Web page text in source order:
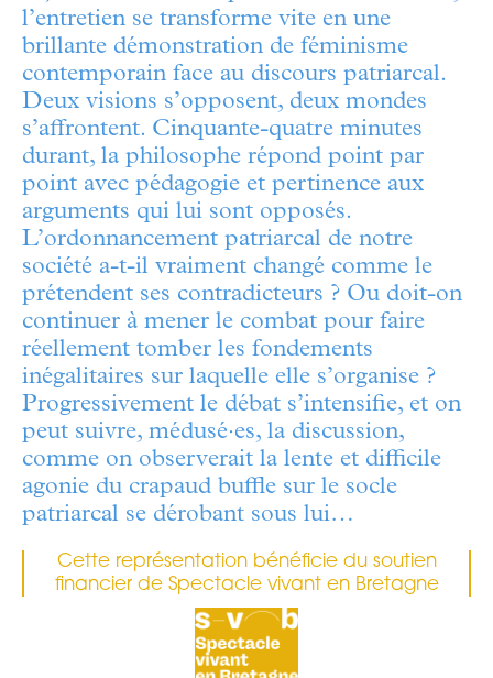
l’entretien se transforme vite en une
brillante démonstration de féminisme
contemporain face au discours patriarcal.
Deux visions s’opposent, deux mondes
s’affrontent. Cinquante-quatre minutes
durant, la philosophe répond point par
point avec pédagogie et pertinence aux
arguments qui lui sont opposés.
L’ordonnancement patriarcal de notre
société a-t-il vraiment changé comme le
prétendent ses contradicteurs ? Ou doit-on
continuer à mener le combat pour faire
réellement tomber les fondements
inégalitaires sur laquelle elle s’organise ?
Progressivement le débat s’intensifie, et on
peut suivre, médusé·es, la discussion,
comme on observerait la lente et difficile
agonie du crapaud buffle sur le socle
patriarcal se dérobant sous lui…
Cette représentation bénéficie du soutien
financier de Spectacle vivant en Bretagne